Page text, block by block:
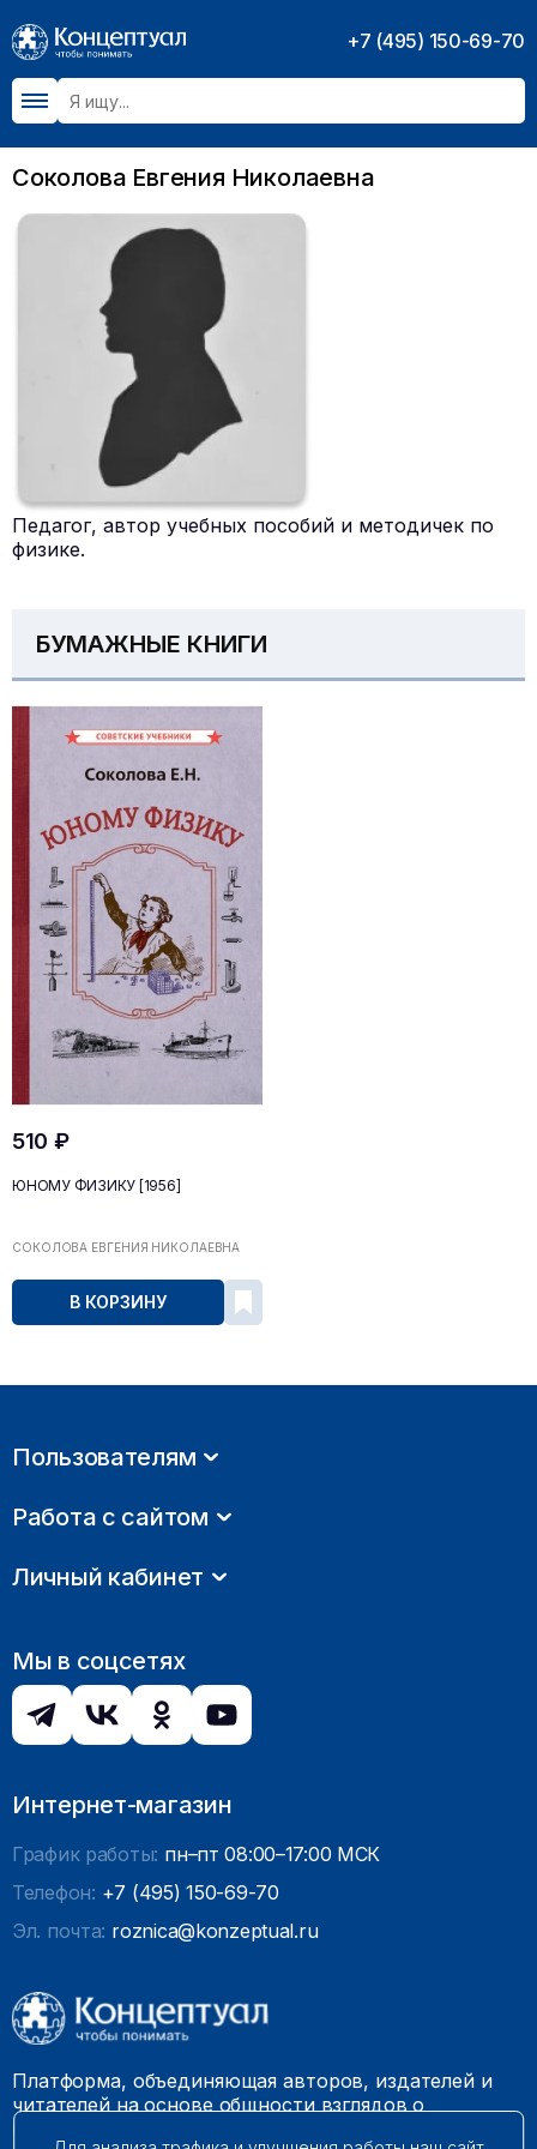
+7 (495) 150-69-70
Соколова Евгения Николаевна
Педагог, автор учебных пособий и методичек по
физике.
БУМАЖНЫЕ КНИГИ
510 ₽
ЮНОМУ ФИЗИКУ [1956]
СОКОЛОВА ЕВГЕНИЯ НИКОЛАЕВНА
В КОРЗИНУ
Пользователям
Работа с сайтом
Личный кабинет
Мы в соцсетях
Интернет-магазин
График работы: пн–пт 08:00–17:00 МСК
Телефон: +7 (495) 150-69-70
Эл. почта: roznica@konzeptual.ru
Платформа, объединяющая авторов, издателей и
читателей на основе общности взглядов о